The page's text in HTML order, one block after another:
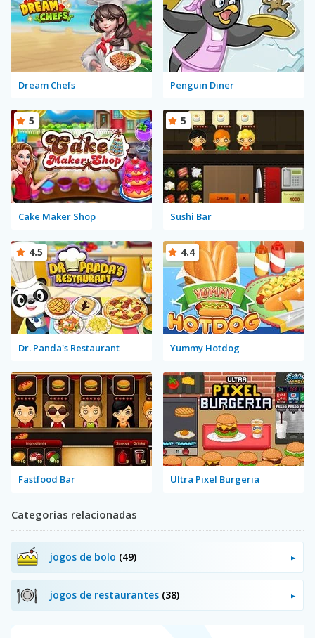
Dream Chefs Penguin Diner
Cake Maker Shop
5
Sushi Bar
5
Dr. Panda's Restaurant
4.5
Yummy Hotdog
4.4
Fastfood Bar Ultra Pixel Burgeria
Categorias relacionadas
jogos de bolo (49)
jogos de restaurantes (38)